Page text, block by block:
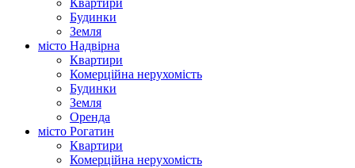
Будинки
Земля
місто Надвірна
Квартири
Комерційна нерухомість
Будинки
Земля
Оренда
місто Рогатин
Квартири
Комерційна нерухомість